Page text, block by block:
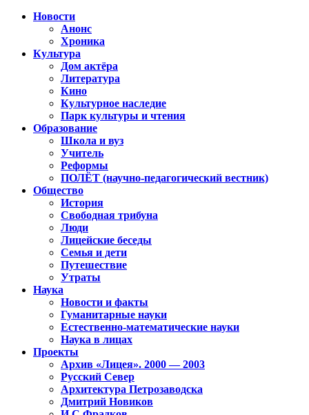
Новости
Анонс
Хроника
Культура
Дом актёра
Литература
Кино
Культурное наследие
Парк культуры и чтения
Образование
Школа и вуз
Учитель
Реформы
ПОЛЁТ (научно-педагогический вестник)
Общество
История
Свободная трибуна
Люди
Лицейские беседы
Семья и дети
Путешествие
Утраты
Наука
Новости и факты
Гуманитарные науки
Естественно-математические науки
Наука в лицах
Проекты
Архив «Лицея». 2000 — 2003
Русский Север
Архитектура Петрозаводска
Дмитрий Новиков